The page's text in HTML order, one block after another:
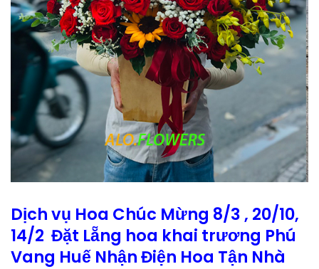
Dịch vụ Hoa Chúc Mừng 8/3 , 20/10,
14/2 Đặt Lẵng hoa khai trương Phú
Vang Huế Nhận Điện Hoa Tận Nhà